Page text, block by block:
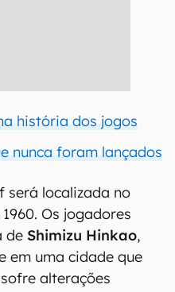
história dos jogos
nunca foram lançados
será localizada no
Os jogadores
de Shimizu Hinkao,
em uma cidade que
alterações